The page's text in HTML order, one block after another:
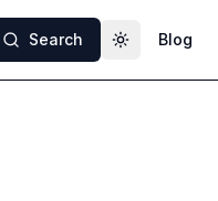
Search Toggle theme
Blog